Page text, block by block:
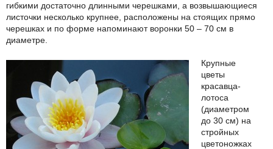
гибкими достаточно длинными черешками, а возвышающиеся
листочки несколько крупнее, расположены на стоящих прямо
черешках и по форме напоминают воронки 50 – 70 см в
диаметре.
Крупные
цветы
красавца-
лотоса
(диаметром
до 30 см) на
стройных
цветоножках